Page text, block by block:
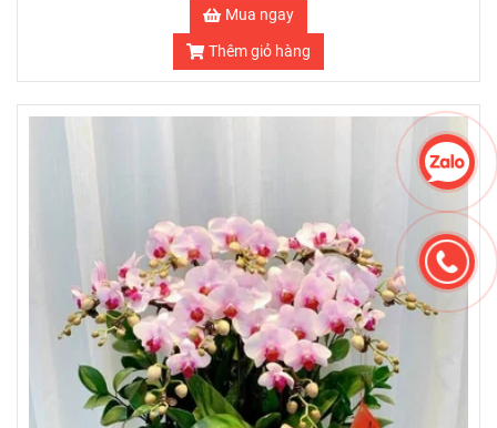
Mua ngay
Thêm giỏ hàng